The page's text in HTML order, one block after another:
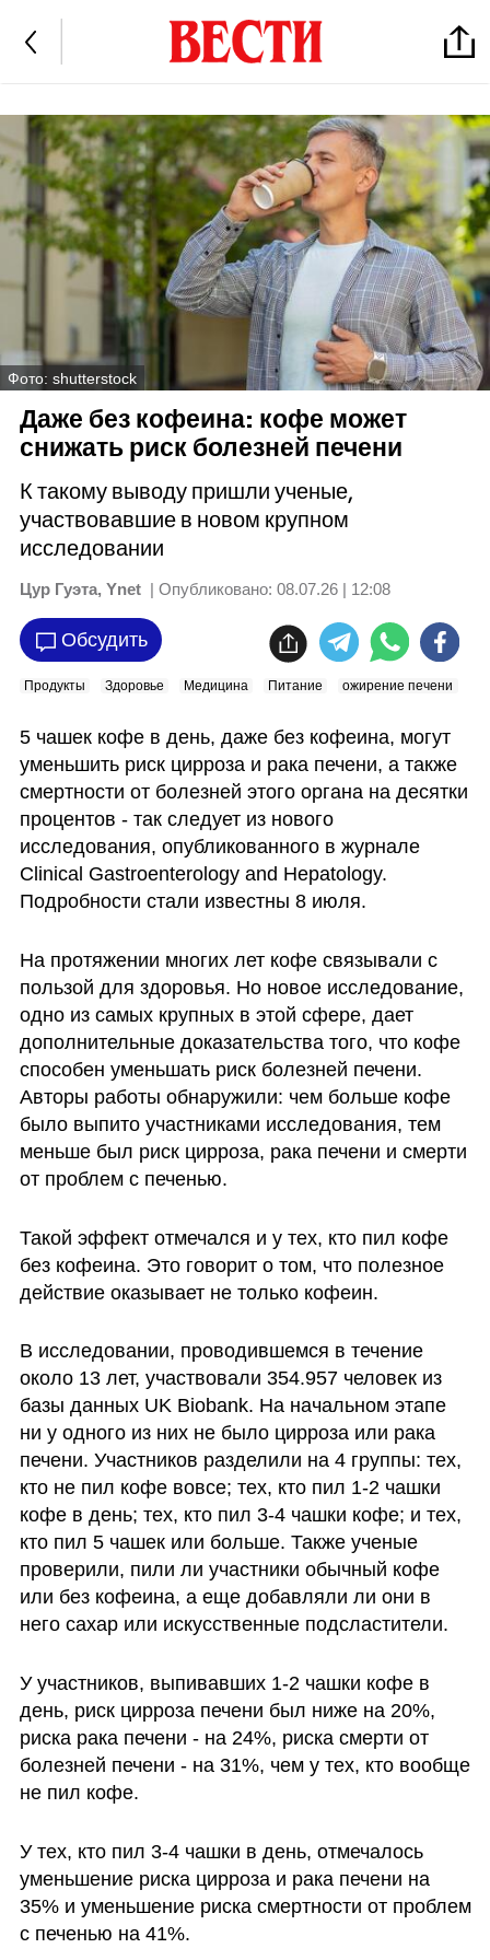
Фото: shutterstock
Даже без кофеина: кофе может
снижать риск болезней печени
К такому выводу пришли ученые,
участвовавшие в новом крупном
исследовании
Цур Гуэта, Ynet | Опубликовано: 08.07.26 | 12:08
Обсудить
Продукты Здоровье Медицина Питание ожирение печени
5 чашек кофе в день, даже без кофеина, могут
уменьшить риск цирроза и рака печени, а также
смертности от болезней этого органа на десятки
процентов - так следует из нового
исследования, опубликованного в журнале
Clinical Gastroenterology and Hepatology.
Подробности стали известны 8 июля.
На протяжении многих лет кофе связывали с
пользой для здоровья. Но новое исследование,
одно из самых крупных в этой сфере, дает
дополнительные доказательства того, что кофе
способен уменьшать риск болезней печени.
Авторы работы обнаружили: чем больше кофе
было выпито участниками исследования, тем
меньше был риск цирроза, рака печени и смерти
от проблем с печенью.
Такой эффект отмечался и у тех, кто пил кофе
без кофеина. Это говорит о том, что полезное
действие оказывает не только кофеин.
В исследовании, проводившемся в течение
около 13 лет, участвовали 354.957 человек из
базы данных UK Biobank. На начальном этапе
ни у одного из них не было цирроза или рака
печени. Участников разделили на 4 группы: тех,
кто не пил кофе вовсе; тех, кто пил 1-2 чашки
кофе в день; тех, кто пил 3-4 чашки кофе; и тех,
кто пил 5 чашек или больше. Также ученые
проверили, пили ли участники обычный кофе
или без кофеина, а еще добавляли ли они в
него сахар или искусственные подсластители.
У участников, выпивавших 1-2 чашки кофе в
день, риск цирроза печени был ниже на 20%,
риска рака печени - на 24%, риска смерти от
болезней печени - на 31%, чем у тех, кто вообще
не пил кофе.
У тех, кто пил 3-4 чашки в день, отмечалось
уменьшение риска цирроза и рака печени на
35% и уменьшение риска смертности от проблем
с печенью на 41%.